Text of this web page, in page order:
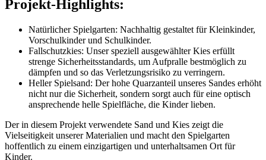
Projekt-Highlights:
Natürlicher Spielgarten: Nachhaltig gestaltet für Kleinkinder,
Vorschulkinder und Schulkinder.
Fallschutzkies: Unser speziell ausgewählter Kies erfüllt
strenge Sicherheitsstandards, um Aufpralle bestmöglich zu
dämpfen und so das Verletzungsrisiko zu verringern.
Heller Spielsand: Der hohe Quarzanteil unseres Sandes erhöht
nicht nur die Sicherheit, sondern sorgt auch für eine optisch
ansprechende helle Spielfläche, die Kinder lieben.
Der in diesem Projekt verwendete Sand und Kies zeigt die
Vielseitigkeit unserer Materialien und macht den Spielgarten
hoffentlich zu einem einzigartigen und unterhaltsamen Ort für
Kinder.